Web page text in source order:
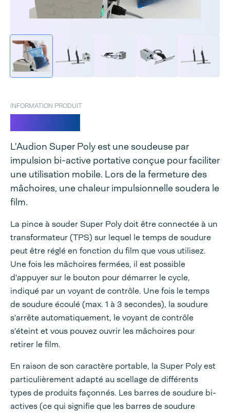
INFORMATION PRODUIT
L'Audion Super Poly est une soudeuse par
impulsion bi-active portative conçue pour faciliter
une utilisation mobile. Lors de la fermeture des
mâchoires, une chaleur impulsionnelle soudera le
film.
La pince à souder Super Poly doit être connectée à un
transformateur (TPS) sur lequel le temps de soudure
peut être réglé en fonction du film que vous utilisez.
Une fois les mâchoires fermées, il est possible
d'appuyer sur le bouton pour démarrer le cycle,
indiqué par un voyant de contrôle. Une fois le temps
de soudure écoulé (max. 1 à 3 secondes), la soudure
s'arrête automatiquement, le voyant de contrôle
s'éteint et vous pouvez ouvrir les mâchoires pour
retirer le film.
En raison de son caractère portable, la Super Poly est
particulièrement adapté au scellage de différents
types de produits façonnés. Les barres de soudure bi-
actives (ce qui signifie que les barres de soudure